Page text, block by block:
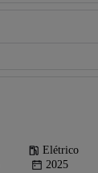
Elétrico
2025